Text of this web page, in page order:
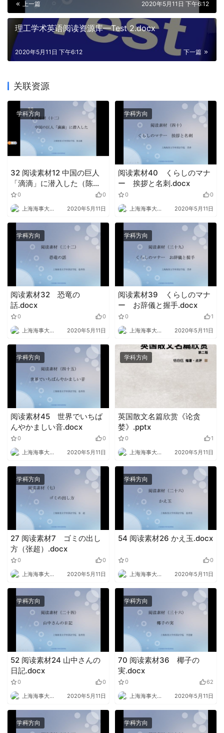
上一篇 2020年5月11日 下午6:12
理工学术英语阅读资源库—Test 2.docx
下一篇
2020年5月11日 下午6:12
关联资源
学科方向
32 阅读素材12 中国の巨人
「滴滴」に潜入した（陈竞
薇）.docx
0 0
上海海事大学外语 2020年5月11日
学科方向
阅读素材40 くらしのマナ
ー 挨拶と名刺.docx
0 0
上海海事大学外语 2020年5月11日
学科方向
阅读素材32 恐竜の
話.docx
0 0
上海海事大学外语 2020年5月11日
学科方向
阅读素材39 くらしのマナ
ー お辞儀と握手.docx
0 1
上海海事大学外语 2020年5月11日
学科方向
阅读素材45 世界でいちば
んやかましい音.docx
0 0
上海海事大学外语 2020年5月11日
学科方向
英国散文名篇欣赏《论贪
婪》.pptx
0 1
上海海事大学外语 2020年5月11日
学科方向
27 阅读素材7 ゴミの出し
方（张超）.docx
0 0
上海海事大学外语 2020年5月11日
学科方向
54 阅读素材26 かえ玉.docx
0 0
上海海事大学外语 2020年5月11日
学科方向
52 阅读素材24 山中さんの
日記.docx
0 0
上海海事大学外语 2020年5月11日
学科方向
70 阅读素材36 椰子の
実.docx
0 62
上海海事大学外语 2020年5月11日
学科方向 学科方向